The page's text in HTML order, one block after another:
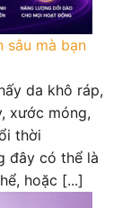
sâu mà bạn
da khô ráp,
xước móng,
thời
đây có thể là
hoặc [...]